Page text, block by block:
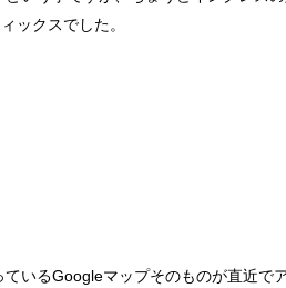
ックスでした。
いるGoogleマップそのものが直近で